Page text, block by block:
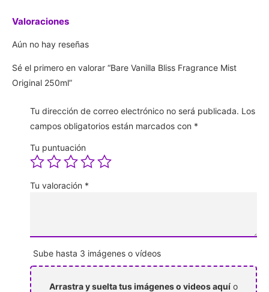
Valoraciones
Aún no hay reseñas
Sé el primero en valorar “Bare Vanilla Bliss Fragrance Mist
Original 250ml”
Tu dirección de correo electrónico no será publicada. Los
campos obligatorios están marcados con *
Tu puntuación
Tu valoración *
Sube hasta 3 imágenes o vídeos
Arrastra y suelta tus imágenes o videos aquí o